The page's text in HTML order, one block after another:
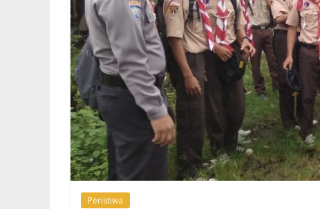
Peristiwa